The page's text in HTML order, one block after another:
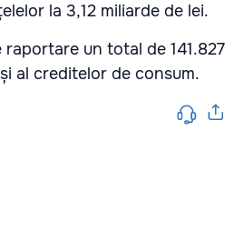
la 3,12 miliarde de lei.
un total de 141.827
al creditelor de consum.